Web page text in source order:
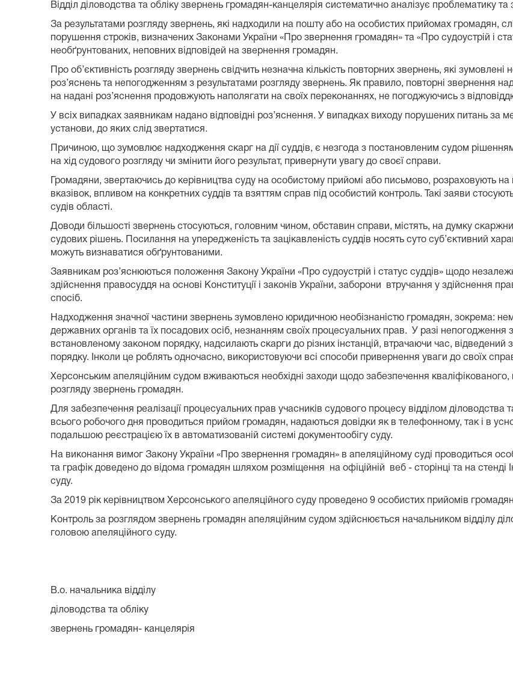
Відділ діловодства та обліку звернень громадян-канцелярія систематично аналізує проблематику
За результатами розгляду звернень, які надходили на пошту або на особистих прийомах громадян,
порушення строків, визначених Законами України «Про звернення громадян» та «Про судоустрій і
необґрунтованих, неповних відповідей на звернення громадян.
Про об’єктивність розгляду звернень свідчить незначна кількість повторних звернень, які
роз’яснень та непогодженням з результатами розгляду звернень. Як правило, повторні звернення
на надані роз’яснення продовжують наполягати на своїх переконаннях, не погоджуючись з
У всіх випадках заявникам надано відповідні роз’яснення. У випадках виходу порушених питань за
установи, до яких слід звертатися.
Причиною, що зумовлює надходження скарг на дії суддів, є незгода з постановленим судом
на хід судового розгляду чи змінити його результат, привернути увагу до своєї справи.
Громадяни, звертаючись до керівництва суду на особистому прийомі або письмово, розраховують
вказівок, впливом на конкретних суддів та взяттям справ під особистий контроль. Такі заяви
судів області.
Доводи більшості звернень стосуються, головним чином, обставин справи, містять, на думку
судових рішень. Посилання на упередженість та зацікавленість суддів носять суто суб’єктивний
можуть визнаватися обґрунтованими.
Заявникам роз’яснюються положення Закону України «Про судоустрій і статус суддів» щодо
здійснення правосуддя на основі Конституції і законів України, заборони втручання у здійснення
спосіб.
Надходження значної частини звернень зумовлено юридичною необізнаністю громадян, зокрема:
державних органів та їх посадових осіб, незнанням своїх процесуальних прав. У разі
встановленому законом порядку, надсилають скарги до різних інстанцій, втрачаючи час,
порядку. Інколи це роблять одночасно, використовуючи всі способи привернення уваги до своїх
Херсонським апеляційним судом вживаються необхідні заходи щодо забезпечення
розгляду звернень громадян.
Для забезпечення реалізації процесуальних прав учасників судового процесу відділом
всього робочого дня проводиться прийом громадян, надаються довідки як в телефонному, так і в
подальшою реєстрацією їх в автоматизованій системі документообігу суду.
На виконання вимог Закону України «Про звернення громадян» в апеляційному суді проводиться
та графік доведено до відома громадян шляхом розміщення на офіційній веб - сторінці та на стенді
суду.
За 2019 рік керівництвом Херсонського апеляційного суду проведено 9 особистих прийомів
Контроль за розглядом звернень громадян апеляційним судом здійснюється начальником відділу
головою апеляційного суду.
В.о. начальника відділу
діловодства
звернень громадян- канцелярія Д.В.